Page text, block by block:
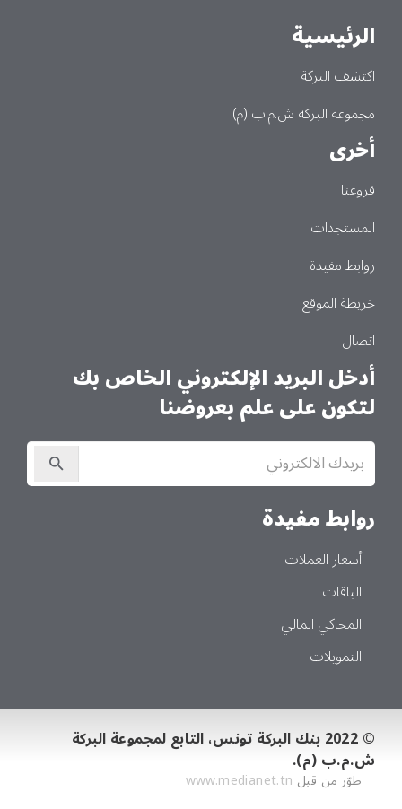
Main
الرئيسية
اكتشف البركة
مجموعة البركة ش.م.ب (م)
أخرى
فروعنا
المستجدات
روابط مفيدة
خريطة الموقع
اتصال
أدخل البريد الإلكتروني الخاص بك
لتكون على علم بعروضنا
الاشتراك
في
النشرة
روابط مفيدة
أسعار العملات
الباقات
المحاكي المالي
التمويلات
© 2022 بنك البركة تونس، التابع لمجموعة البركة
ش.م.ب (م).
طوّر من قبل www.medianet.tn